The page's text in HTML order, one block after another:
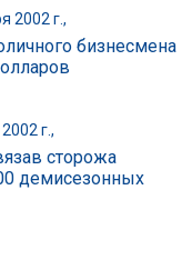
2002 г.,
бизнесмена
г.,
сторожа
демисезонных